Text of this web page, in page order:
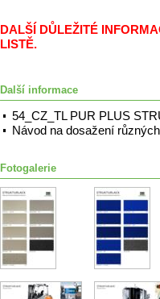
DALŠÍ DŮLEŽITÉ
LISTĚ.
Další informace
54_CZ_TL PUR PLUS
Návod na dosažení
Fotogalerie